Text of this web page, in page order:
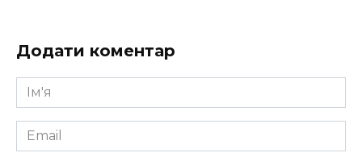
Додати коментар
Ім'я
*
Email
*